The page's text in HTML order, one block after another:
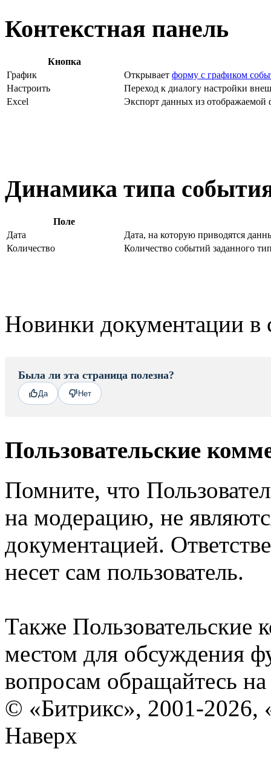
Контекстная панель
Кнопка
График
Открывает форму с графиком
Настроить
Переход к диалогу настройки
Excel
Экспорт данных из
Динамика типа
Поле
Дата
Дата, на которую приводятся
Количество
Количество событий заданного
Новинки документации в
Была ли эта страница полезна?
Да Нет
Пользовательские
Помните, что
на модерацию, не
документацией.
несет сам пользователь.
Также Пользовательские
местом для обсуждения
вопросам обращайтесь
© «Битрикс», 2001-2026,
Наверх